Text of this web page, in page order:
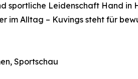
sportliche Leidenschaft Hand in
im Alltag – Kuvings steht für
Sportschau